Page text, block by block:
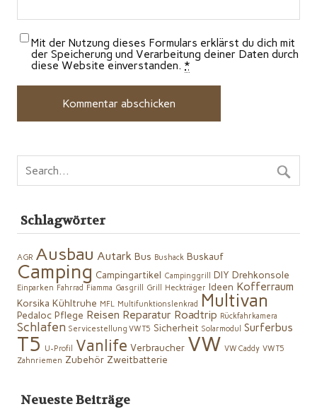
Mit der Nutzung dieses Formulars erklärst du dich mit
der Speicherung und Verarbeitung deiner Daten durch
diese Website einverstanden. *
Schlagwörter
AGR Ausbau Autark Bus Bushack Buskauf
Camping Campingartikel Campinggrill DIY Drehkonsole
Einparken Fahrrad Fiamma Gasgrill Grill Heckträger Ideen Kofferraum
Korsika Kühltruhe MFL Multifunktionslenkrad Multivan
Pedaloc Pflege Reisen Reparatur Roadtrip Rückfahrkamera
Schlafen Servicestellung VW T5 Sicherheit Solarmodul Surferbus
T5 U-Profil Vanlife Verbraucher VW VW Caddy VW T5
Zahnriemen Zubehör Zweitbatterie
Neueste Beiträge